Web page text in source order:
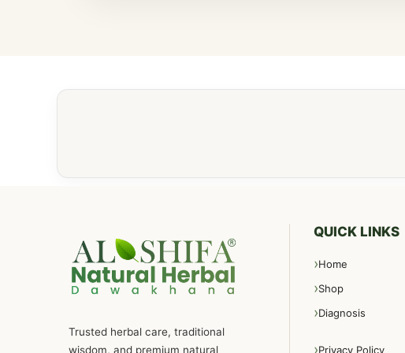
Trusted herbal care, traditional
wisdom, and premium natural
QUICK LINKS
Home
Shop
Diagnosis
Privacy Policy